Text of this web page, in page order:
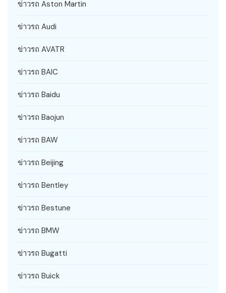
ข่าวรถ Aston Martin
ข่าวรถ Audi
ข่าวรถ AVATR
ข่าวรถ BAIC
ข่าวรถ Baidu
ข่าวรถ Baojun
ข่าวรถ BAW
ข่าวรถ Beijing
ข่าวรถ Bentley
ข่าวรถ Bestune
ข่าวรถ BMW
ข่าวรถ Bugatti
ข่าวรถ Buick